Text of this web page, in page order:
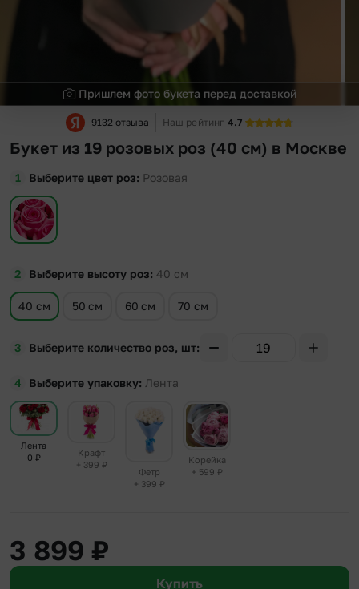
Пришлем фото букета перед доставкой
9132 отзыва Наш рейтинг 4.7
Букет из 19 розовых роз (40 см) в Москве
Выберите цвет роз Розовая
Выберите высоту роз 40 см
40 см 50 см 60 см 70 см
Выберите количество роз, шт
Выберите упаковку Лента
Лента
0 ₽
Крафт
+ 399 ₽
Фетр
+ 399 ₽
Корейка
+ 599 ₽
3 899 ₽
Купить